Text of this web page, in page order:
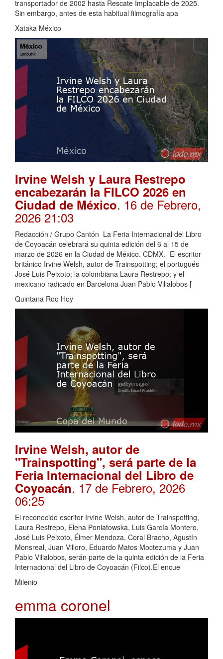
transportador de 2002 hasta Rescate Implacable de 2025.
Sin embargo, antes de esta habitual filmografía apa
Xataka México
Irvine Welsh y Laura Restrepo
encabezarán la FILCO 2026 en
Ciudad de México. 16 de Febrero,
2026 21:03
Redacción / Grupo Cantón La Feria Internacional del Libro
de Coyoacán celebrará su quinta edición del 6 al 15 de
marzo de 2026 en la Ciudad de México. CDMX.- El escritor
británico Irvine Welsh, autor de Trainspotting; el portugués
José Luis Peixoto; la colombiana Laura Restrepo; y el
mexicano radicado en Barcelona Juan Pablo Villalobos [
Quintana Roo Hoy
Irvine Welsh, autor de
"Trainspotting", será parte de la
Feria Internacional del Libro de
Coyoacán. 17 de Febrero, 2026
06:25
El reconocido escritor Irvine Welsh, autor de Trainspotting,
Laura Restrepo, Elena Poniatowska, Luis García Montero,
José Luis Peixoto, Élmer Mendoza, Coral Bracho, Agustín
Monsreal, Juan Villoro, Eduardo Matos Moctezuma y Juan
Pablo Villalobos, serán parte de la quinta edición de la Feria
Internacional del Libro de Coyoacán (Filco).El encue
Milenio
emma coronel